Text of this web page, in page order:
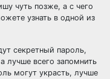
чуть позже, а с чего
узнать в одной из
секретный пароль,
лучше всего запомнить
могут украсть, лучше